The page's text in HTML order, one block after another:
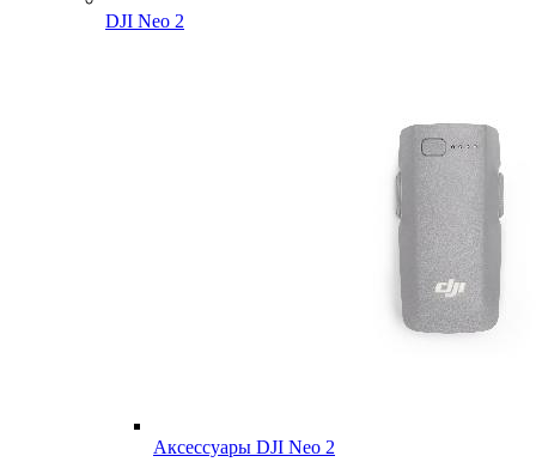
DJI Neo 2
Аксессуары DJI Neo 2